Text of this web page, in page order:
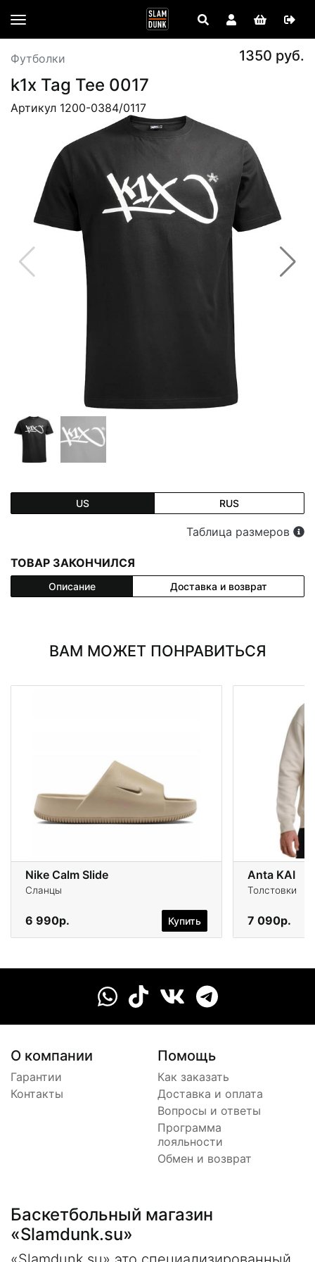
Футболки 1350 руб.
k1x Tag Tee 0017
Артикул 1200-0384/0117
US RUS
Таблица размеров
ТОВАР ЗАКОНЧИЛСЯ
Описание Доставка и возврат
ВАМ МОЖЕТ ПОНРАВИТЬСЯ
Nike Calm Slide
Сланцы
6 990р. Купить
Anta KAI
Толстовки
7 090р.
О компании
Гарантии
Контакты
Помощь
Как заказать
Доставка и оплата
Вопросы и ответы
Программа
лояльности
Обмен и возврат
Баскетбольный магазин
«Slamdunk.su»